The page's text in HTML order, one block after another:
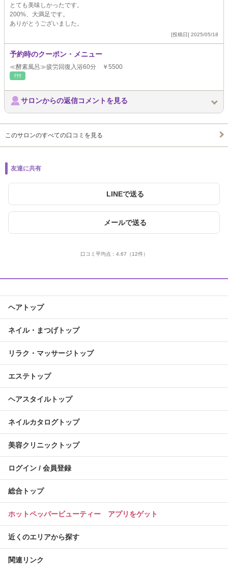
とても美味しかったです。
200%、大満足です。
ありがとうございました。
[投稿日] 2025/05/18
予約時のクーポン・メニュー
≪酵素風呂≫疲労回復入浴60分 ￥5500
ﾘﾗｸ
サロンからの返信コメントを見る
このサロンのすべての口コミを見る
友達に共有
LINEで送る
メールで送る
口コミ平均点： 4.67 （12件）
ヘアトップ
ネイル・まつげトップ
リラク・マッサージトップ
エステトップ
ヘアスタイルトップ
ネイルカタログトップ
美容クリニックトップ
ログイン / 会員登録
総合トップ
ホットペッパービューティー アプリをゲット
近くのエリアから探す
関連リンク